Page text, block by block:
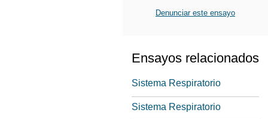
Denunciar este ensayo
Ensayos relacionados
Sistema Respiratorio
Sistema Respiratorio